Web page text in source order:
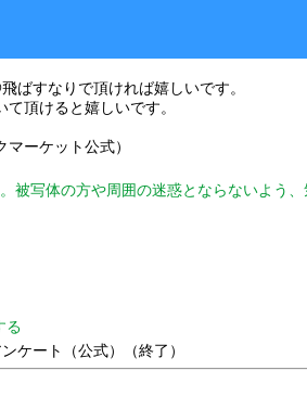
飛ばすなりで頂ければ嬉しいです。
頂けると嬉しいです。
マーケット公式）
被写体の方や周囲の迷惑とならないよう、
る
ケート
（公式）（終了）